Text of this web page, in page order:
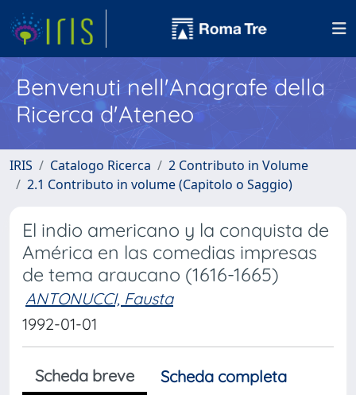
Benvenuti nell'Anagrafe della
Ricerca d'Ateneo
IRIS Catalogo Ricerca
2 Contributo in Volume
2.1 Contributo in volume (Capitolo o Saggio)
El indio americano y la conquista de
América en las comedias impresas
de tema araucano (1616-1665)
ANTONUCCI, Fausta
1992-01-01
Scheda breve
Scheda completa